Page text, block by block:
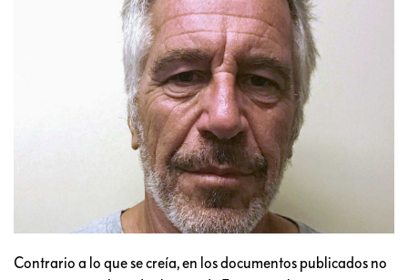
Contrario a lo que se creía, en los documentos publicados no